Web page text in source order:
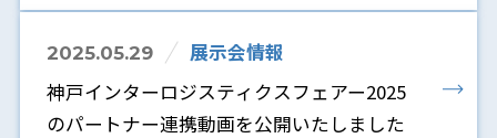
2025.05.29
展示会情報
神戸インターロジスティクスフェアー2025
のパートナー連携動画を公開いたしました